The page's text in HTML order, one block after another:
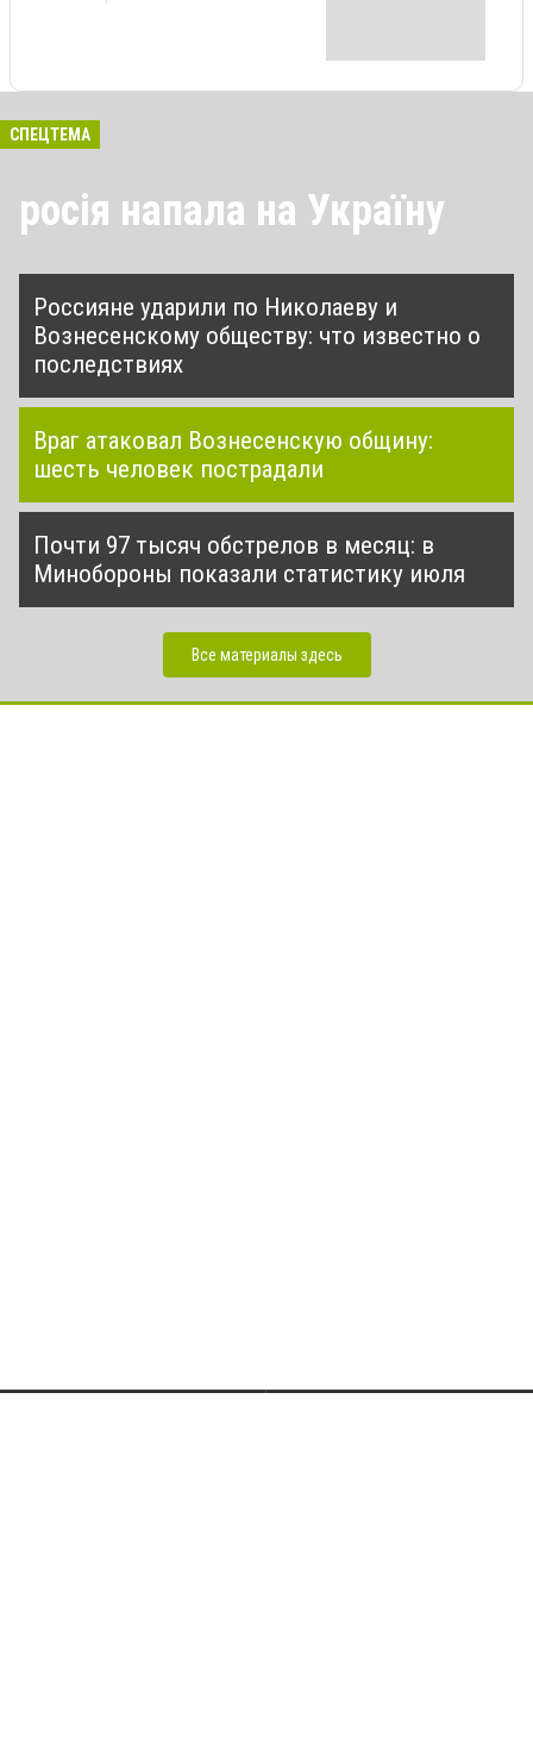
СПЕЦТЕМА
росія напала на Україну
Россияне ударили по Николаеву и
Вознесенскому обществу: что известно о
последствиях
Враг атаковал Вознесенскую общину:
шесть человек пострадали
Почти 97 тысяч обстрелов в месяц: в
Минобороны показали статистику июля
Все материалы здесь